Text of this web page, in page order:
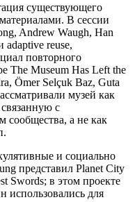
существующего
В сессии
Andrew Waugh, Han
reuse,
повторного
The Museum Has Left the
Ömer Selçuk Baz, Guta
музей как
с
сообщества, а не как
и социально
представил Planet City
Swords; в этом проекте
использовались для